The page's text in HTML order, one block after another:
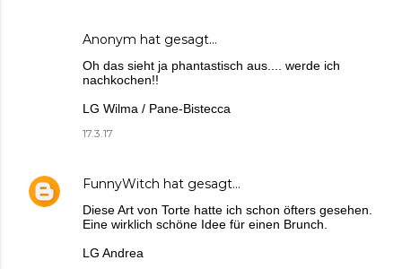
Anonym hat gesagt…
Oh das sieht ja phantastisch aus.... werde ich
nachkochen!!
LG Wilma / Pane-Bistecca
17.3.17
FunnyWitch hat gesagt…
Diese Art von Torte hatte ich schon öfters gesehen.
Eine wirklich schöne Idee für einen Brunch.
LG Andrea